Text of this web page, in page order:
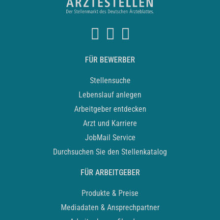
FÜR BEWERBER
Stellensuche
Lebenslauf anlegen
Arbeitgeber entdecken
Arzt und Karriere
JobMail Service
Durchsuchen Sie den Stellenkatalog
FÜR ARBEITGEBER
Produkte & Preise
Mediadaten & Ansprechpartner